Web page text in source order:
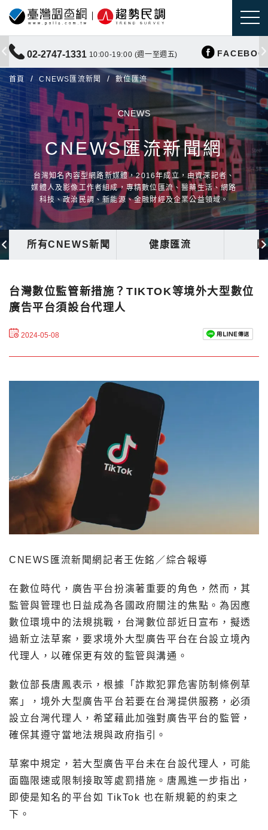
02-2747-1331 10:00-19:00 (週一至週五)
首頁 CNEWS匯流新聞 數位匯流
CNEWS
CNEWS匯流新聞網
台灣知名內容型網路新媒體，2016年成立，由資深記者、
媒體人及影像工作者組成，專精數位匯流、醫藥生活、網路
科技、政治民調、新能源、金融財經及企業公益領域。
所有CNEWS新聞 健康匯流
台灣數位監管新措施？TIKTOK等境外大型數位
廣告平台須設台代理人
2024-05-08
CNEWS匯流新聞網記者王佐銘／綜合報導
在數位時代，廣告平台扮演著重要的角色，然而，其
監管與管理也日益成為各國政府關注的焦點。為因應
數位環境中的法規挑戰，台灣數位部近日宣布，擬透
過新立法草案，要求境外大型廣告平台在台設立境內
代理人，以確保更有效的監管與溝通。
數位部長唐鳳表示，根據「詐欺犯罪危害防制條例草
案」，境外大型廣告平台若要在台灣提供服務，必須
設立台灣代理人，希望藉此加強對廣告平台的監管，
確保其遵守當地法規與政府指引。
草案中規定，若大型廣告平台未在台設代理人，可能
面臨限速或限制接取等處罰措施。唐鳳進一步指出，
即使是知名的平台如 TikTok 也在新規範的約束之
下。